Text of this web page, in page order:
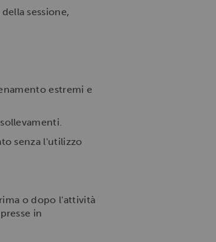
sessione,
estremi e
senza l'utilizzo
o dopo l'attività
in